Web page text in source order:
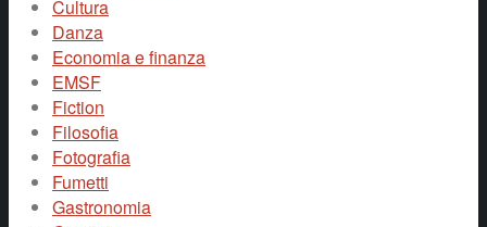
Cultura
Danza
Economia e finanza
EMSF
Fiction
Filosofia
Fotografia
Fumetti
Gastronomia